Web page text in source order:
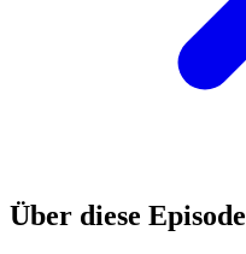
Über diese Episode